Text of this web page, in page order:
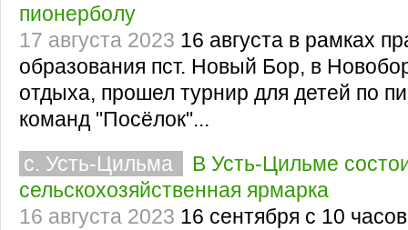
пионерболу
17 августа 2023 16 августа в рамках
образования пст. Новый Бор, в
отдыха, прошел турнир для детей по
команд "Посёлок"...
с. Усть-Цильма
В Усть-Цильме
сельскохозяйственная ярмарка
16 августа 2023 16 сентября с 10